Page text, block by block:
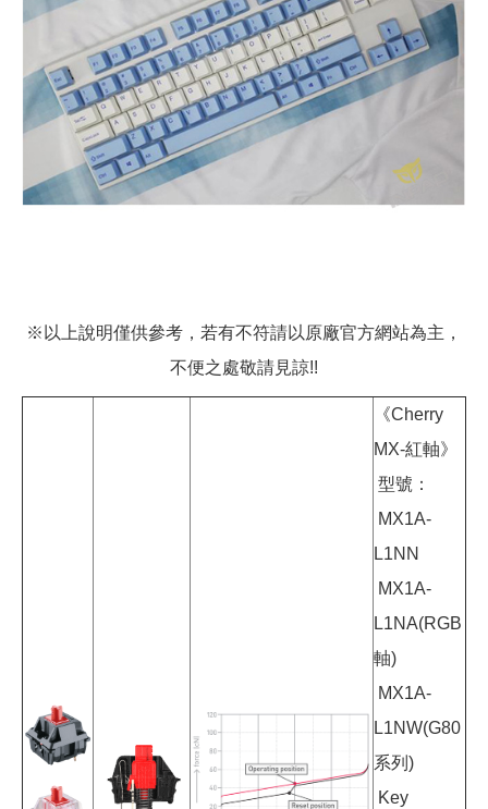
※以上說明僅供參考，若有不符請以原廠官方網站為主，
不便之處敬請見諒!!
《Cherry
MX-紅軸》
型號：
MX1A-
L1NN
MX1A-
L1NA(RGB
軸)
MX1A-
L1NW(G80
系列)
Key